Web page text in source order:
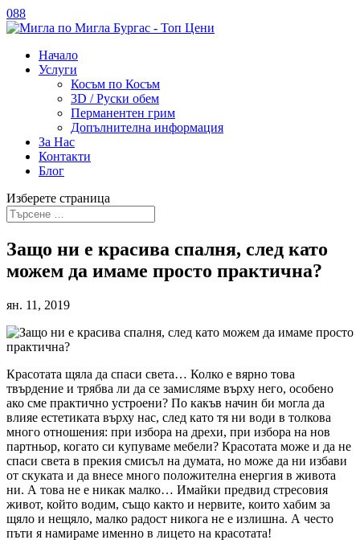
088
Начало
Услуги
Косъм по Косъм
3D / Руски обем
Перманентен грим
Допълнителна информация
За Нас
Контакти
Блог
Изберете страница
Защо ни е красива спалня, след като
можем да имаме просто практична?
ян. 11, 2019
Красотата щяла да спаси света… Колко е вярно това
твърдение и трябва ли да се замисляме върху него, особено
ако сме практично устроени? По какъв начин би могла да
влияе естетиката върху нас, след като тя ни води в толкова
много отношения: при избора на дрехи, при избора на нов
партньор, когато си купуваме мебели? Красотата може и да не
спаси света в прекия смисъл на думата, но може да ни избави
от скуката и да внесе много положителна енергия в живота
ни. А това не е никак малко… Имайки предвид стресовия
живот, който водим, също както и нервите, които хабим за
щяло и нещяло, малко радост никога не е излишна. А често
пъти я намираме именно в лицето на красотата!